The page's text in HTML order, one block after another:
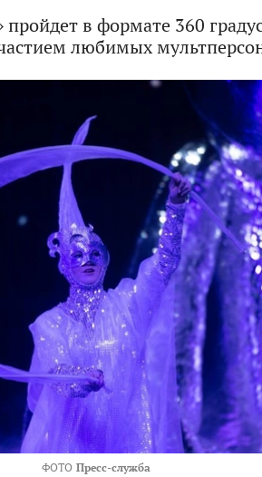
пройдет в формате 360
любимых
ФОТО Пресс-служба